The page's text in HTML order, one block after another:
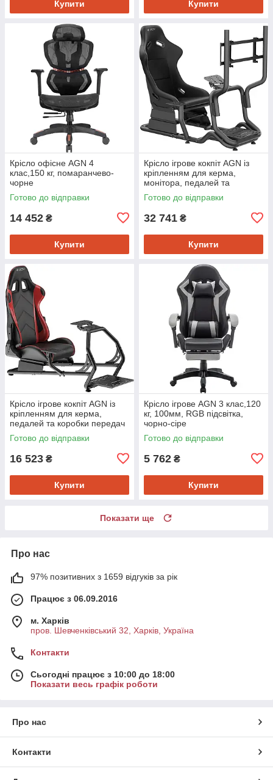
Купити Купити
Крісло офісне AGN 4
клас,150 кг, помаранчево-
чорне
Готово до відправки
14 452 ₴
Купити
Крісло ігрове кокпіт AGN із
кріпленням для керма,
монітора, педалей та
коробки передач чорне
Готово до відправки
32 741 ₴
Купити
Крісло ігрове кокпіт AGN із
кріпленням для керма,
педалей та коробки передач
чорне
Готово до відправки
16 523 ₴
Купити
Крісло ігрове AGN 3 клас,120
кг, 100мм, RGB підсвітка,
чорно-сіре
Готово до відправки
5 762 ₴
Купити
Показати ще
Про нас
97% позитивних з 1659 відгуків за рік
Працює з 06.09.2016
м. Харків
пров. Шевченківський 32, Харків, Україна
Контакти
Сьогодні працює з 10:00 до 18:00
Показати весь графік роботи
Про нас
Контакти